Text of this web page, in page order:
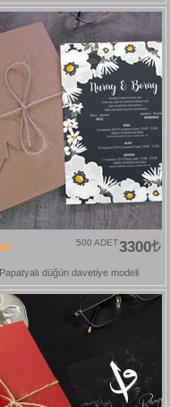
3300
500 ADET
Papatyalı düğün davetiye modeli